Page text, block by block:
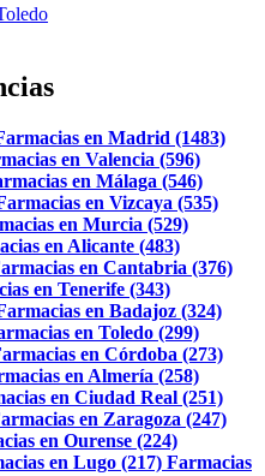
en Madrid (1483)
en Valencia (596)
en Málaga (546)
en Vizcaya (535)
en Murcia (529)
en Alicante (483)
en Cantabria (376)
en Tenerife (343)
en Badajoz (324)
en Toledo (299)
en Córdoba (273)
en Almería (258)
en Ciudad Real (251)
en Zaragoza (247)
en Ourense (224)
en Lugo (217) Farmacias